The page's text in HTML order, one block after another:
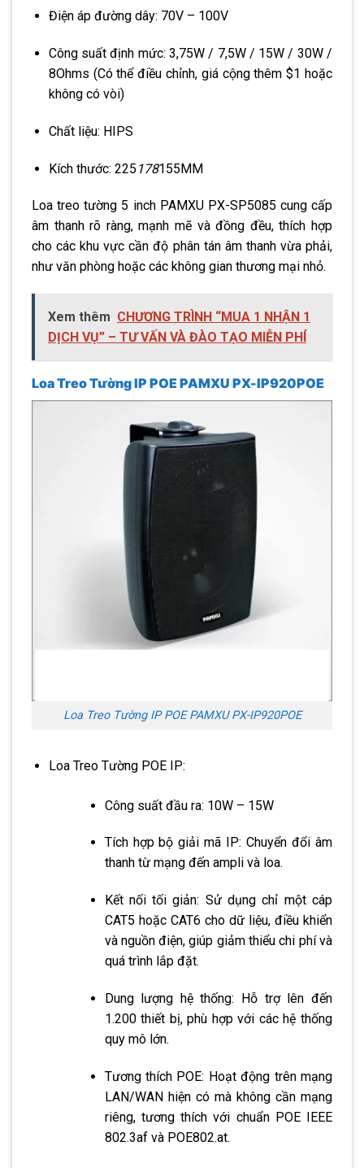
Điện áp đường dây: 70V – 100V
Công suất định mức: 3,75W / 7,5W / 15W / 30W /
8Ohms (Có thể điều chỉnh, giá cộng thêm $1 hoặc
không có vòi)
Chất liệu: HIPS
Kích thước: 225 178155MM
Loa treo tường 5 inch PAMXU PX-SP5085 cung cấp
âm thanh rõ ràng, mạnh mẽ và đồng đều, thích hợp
cho các khu vực cần độ phân tán âm thanh vừa phải,
như văn phòng hoặc các không gian thương mại nhỏ.
Xem thêm CHƯƠNG TRÌNH “MUA 1 NHẬN 1
DỊCH VỤ” – TƯ VẤN VÀ ĐÀO TẠO MIỄN PHÍ
Loa Treo Tường IP POE PAMXU PX-IP920POE
Loa Treo Tường IP POE PAMXU PX-IP920POE
Loa Treo Tường POE IP:
Công suất đầu ra: 10W – 15W
Tích hợp bộ giải mã IP: Chuyển đổi âm
thanh từ mạng đến ampli và loa.
Kết nối tối giản: Sử dụng chỉ một cáp
CAT5 hoặc CAT6 cho dữ liệu, điều khiển
và nguồn điện, giúp giảm thiểu chi phí và
quá trình lắp đặt.
Dung lượng hệ thống: Hỗ trợ lên đến
1.200 thiết bị, phù hợp với các hệ thống
quy mô lớn.
Tương thích POE: Hoạt động trên mạng
LAN/WAN hiện có mà không cần mạng
riêng, tương thích với chuẩn POE IEEE
802.3af và POE802.at.